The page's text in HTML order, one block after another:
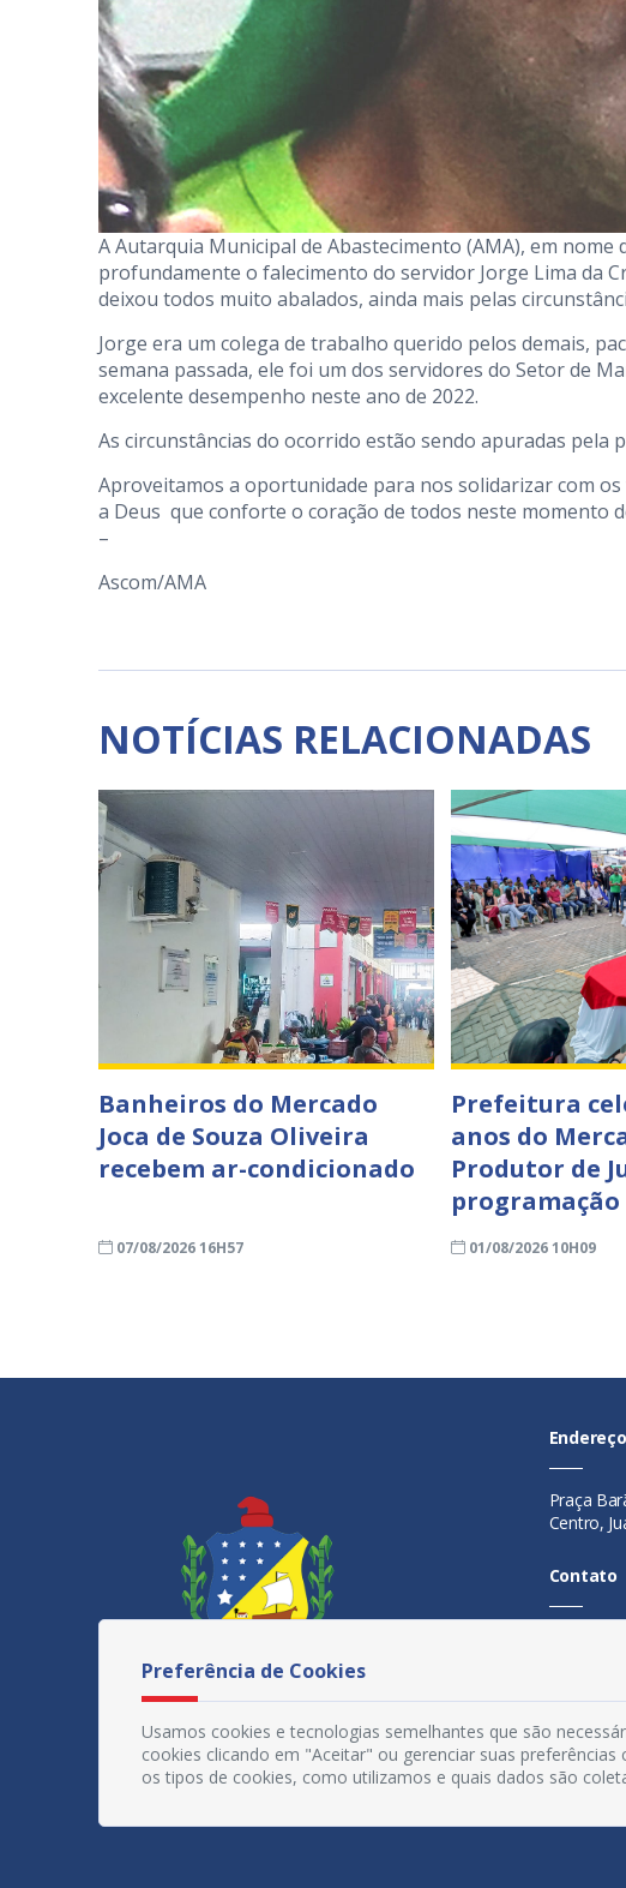
A Autarquia Municipal de Abastecimento (AMA), em
profundamente o falecimento do servidor Jorge Lima da
deixou todos muito abalados, ainda mais pelas
Jorge era um colega de trabalho querido pelos demais,
semana passada, ele foi um dos servidores do Setor de
excelente desempenho neste ano de 2022.
As circunstâncias do ocorrido estão sendo apuradas pela
Aproveitamos a oportunidade para nos solidarizar com
a Deus que conforte o coração de todos neste momento
–
Ascom/AMA
NOTÍCIAS RELACIONADAS
Banheiros do Mercado
Joca de Souza Oliveira
recebem ar-condicionado
07/08/2026 16H57
Prefeitura
anos do
Produtor de
programação
01/08/2026 10H09
Endereço
Praça
Centro,
Contato
Segunda
Preferência de Cookies
Usamos cookies e tecnologias semelhantes que são
cookies clicando em "Aceitar" ou gerenciar suas
os tipos de cookies, como utilizamos e quais dados são